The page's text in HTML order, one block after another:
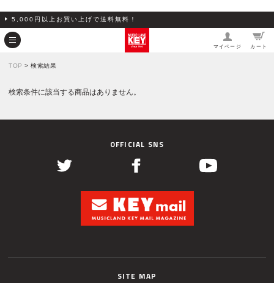
5,000円以上お買い上げで送料無料！
マイページ カート
TOP > 検索結果
検索条件に該当する商品はありません。
OFFICIAL SNS
SITE MAP